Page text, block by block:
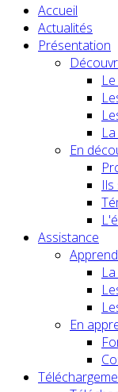
Accueil
Actualités
Présentation
En
Assistance
En